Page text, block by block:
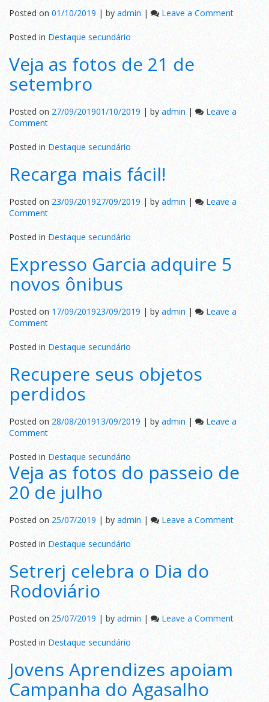
Posted on01/10/2019| by admin| Leave a Commenton
ITDP
Brasil
Posted inDestaque secundário
Veja as fotos de 21 de
setembro
Posted on 27/09/201901/10/2019|byadmin|
Leave a
Commenton
Veja
as
fotos
de
21
de
setembro
Posted in Destaque secundário
Recarga mais fácil!
Posted on23/09/201927/09/2019 | byadmin |
Leave a
Commenton
Recarga
mais
fácil!
Posted inDestaque secundário
Expresso Garcia adquire 5
novos ônibus
Posted on 17/09/201923/09/2019| byadmin|
Leave a
Commenton
Expresso
Garcia
adquire
novos
ônibus
Posted inDestaque secundário
Recupere seus objetos
perdidos
Posted on 28/08/201913/09/2019| by admin|
Leave a
Commenton
Recupere
seus
objetos
perdidos
Posted inDestaque secundário
Veja as fotos do passeio de
20 de julho
Posted on 25/07/2019 |byadmin | Leave a Commenton
Veja
as
fotos
do
passeio
de
20
de
julho
Posted inDestaque secundário
Setrerj celebra o Dia do
Rodoviário
Posted on25/07/2019 |by admin | Leave a Commenton
Setrerj
celebra
o
Dia
do
Posted inDestaque secundário
Jovens Aprendizes apoiam
Campanha do Agasalho